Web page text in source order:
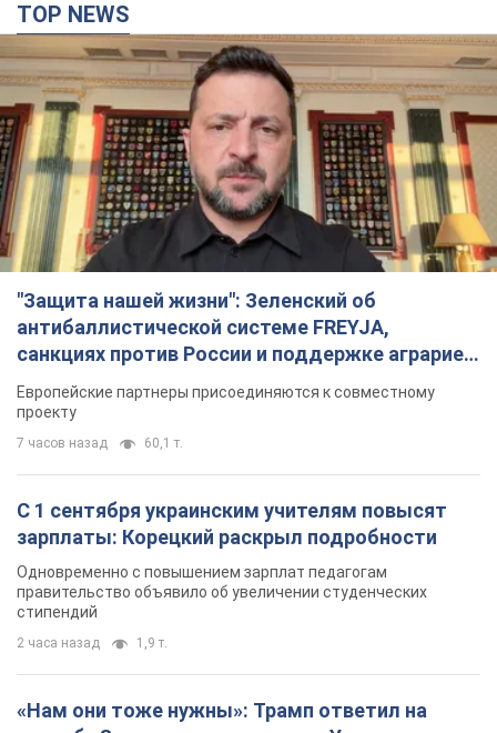
TOP NEWS
"Защита нашей жизни": Зеленский об
антибаллистической системе FREYJA,
санкциях против России и поддержке аграриев.
Видео
Европейские партнеры присоединяются к совместному
проекту
7 часов назад 60,1 т.
С 1 сентября украинским учителям повысят
зарплаты: Корецкий раскрыл подробности
Одновременно с повышением зарплат педагогам
правительство объявило об увеличении студенческих
стипендий
2 часа назад 1,9 т.
«Нам они тоже нужны»: Трамп ответил на